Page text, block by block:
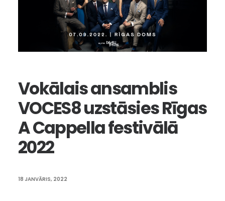
Vokālais ansamblis
VOCES8 uzstāsies Rīgas
A Cappella festivālā
2022
18 JANVĀRIS, 2022